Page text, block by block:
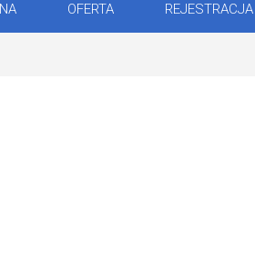
OFERTA REJESTRACJA